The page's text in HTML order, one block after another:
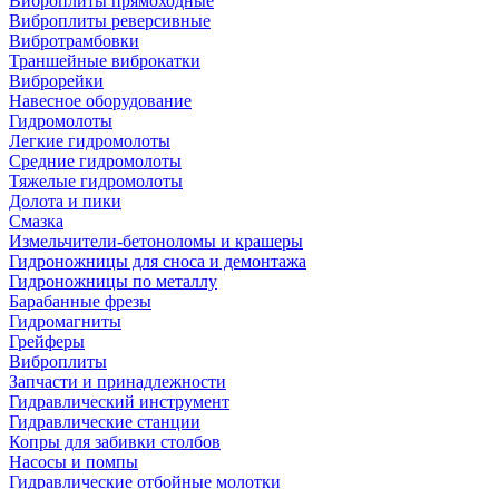
Виброплиты реверсивные
Вибротрамбовки
Траншейные виброкатки
Виброрейки
Навесное оборудование
Гидромолоты
Легкие гидромолоты
Средние гидромолоты
Тяжелые гидромолоты
Долота и пики
Смазка
Измельчители-бетоноломы и крашеры
Гидроножницы для сноса и демонтажа
Гидроножницы по металлу
Барабанные фрезы
Гидромагниты
Грейферы
Виброплиты
Запчасти и принадлежности
Гидравлический инструмент
Гидравлические станции
Копры для забивки столбов
Насосы и помпы
Гидравлические отбойные молотки